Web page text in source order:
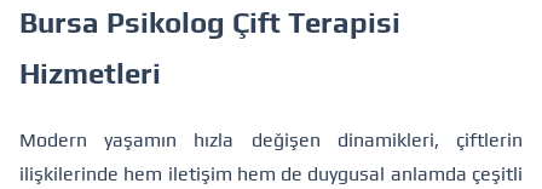
Bursa Psikolog Çift Terapisi
Hizmetleri
Modern yaşamın hızla değişen dinamikleri, çiftlerin
ilişkilerinde hem iletişim hem de duygusal anlamda çeşitli